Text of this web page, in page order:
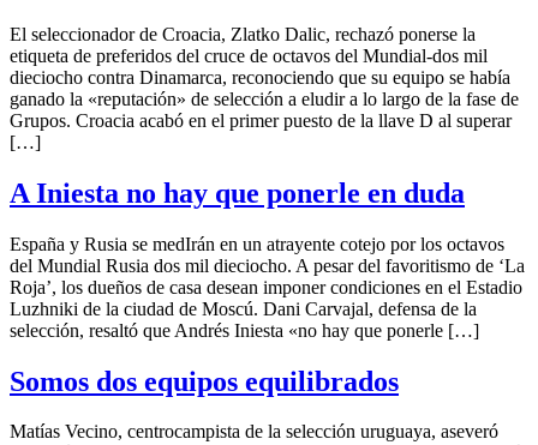
El seleccionador de Croacia, Zlatko Dalic, rechazó ponerse la
etiqueta de preferidos del cruce de octavos del Mundial-dos mil
dieciocho contra Dinamarca, reconociendo que su equipo se había
ganado la «reputación» de selección a eludir a lo largo de la fase de
Grupos. Croacia acabó en el primer puesto de la llave D al superar
[…]
A Iniesta no hay que ponerle en duda
España y Rusia se medIrán en un atrayente cotejo por los octavos
del Mundial Rusia dos mil dieciocho. A pesar del favoritismo de ‘La
Roja’, los dueños de casa desean imponer condiciones en el Estadio
Luzhniki de la ciudad de Moscú. Dani Carvajal, defensa de la
selección, resaltó que Andrés Iniesta «no hay que ponerle […]
Somos dos equipos equilibrados
Matías Vecino, centrocampista de la selección uruguaya, aseveró